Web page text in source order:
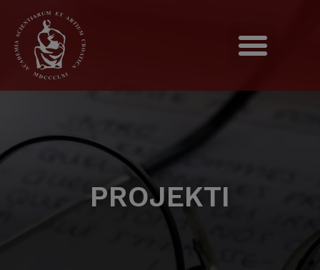
PROJEKTI